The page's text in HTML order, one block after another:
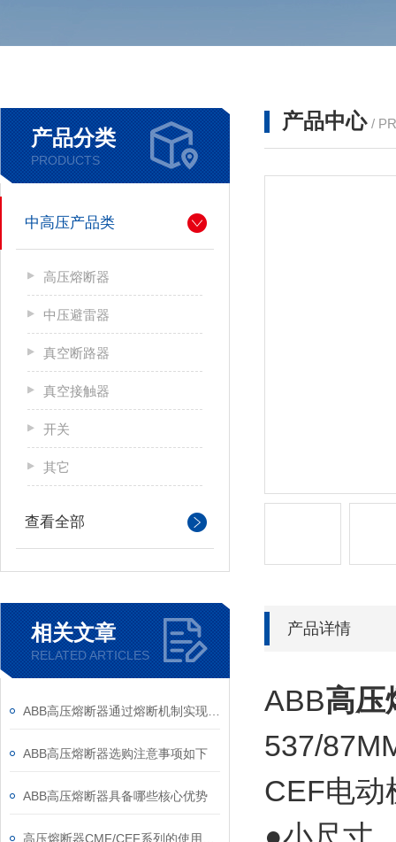
产品分类
PRODUCTS
中高压产品类
高压熔断器
中压避雷器
真空断路器
真空接触器
开关
其它
查看全部
相关文章
RELATED ARTICLES
ABB高压熔断器选购注意事项如下
ABB高压熔断器具备哪些核心优势
产品中心 /
产品详情
ABB高压
537/
CEF电动